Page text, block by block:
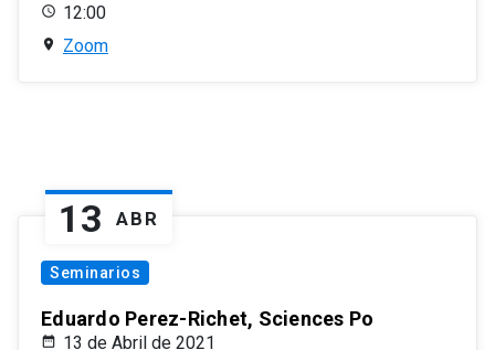
12:00
Zoom
13 ABR
Seminarios
Eduardo Perez-Richet, Sciences Po
13 de Abril de 2021